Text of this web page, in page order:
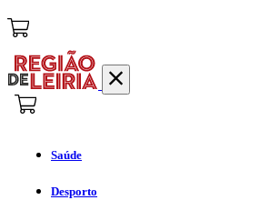
Saúde
Desporto